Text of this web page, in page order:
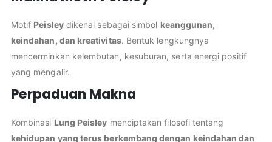
Motif Peisleydikenal sebagai simbol keanggunan,
keindahan, dan kreativitas. Bentuk lengkungnya
mencerminkan kelembutan, kesuburan, serta energi positif
yang mengalir.
Perpaduan Makna
Kombinasi Lung Peisley menciptakan filosofi tentang
kehidupan yang terus berkembang dengan keindahan dan